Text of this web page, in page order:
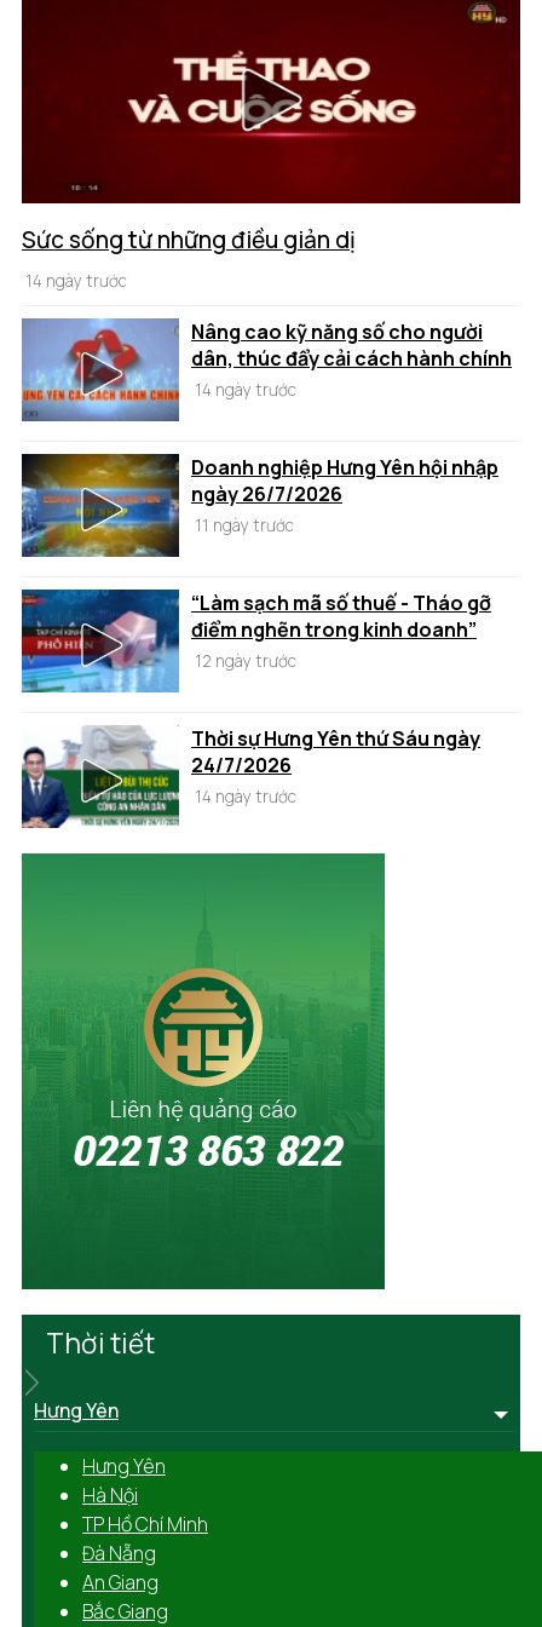
Sức sống từ những điều giản dị
14 ngày trước
Nâng cao kỹ năng số cho người
dân, thúc đẩy cải cách hành chính
14 ngày trước
Doanh nghiệp Hưng Yên hội nhập
ngày 26/7/2026
11 ngày trước
“Làm sạch mã số thuế - Tháo gỡ
điểm nghẽn trong kinh doanh”
12 ngày trước
Thời sự Hưng Yên thứ Sáu ngày
24/7/2026
14 ngày trước
Thời tiết
Hưng Yên
Hưng Yên
Hà Nội
TP Hồ Chí Minh
Đà Nẵng
An Giang
Bắc Giang